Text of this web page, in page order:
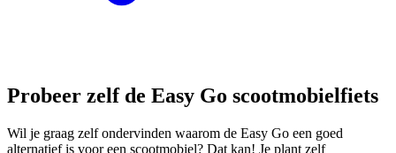
Probeer zelf de Easy Go scootmobielfiets
Wil je graag zelf ondervinden waarom de Easy Go een goed
alternatief is voor een scootmobiel? Dat kan! Je plant zelf